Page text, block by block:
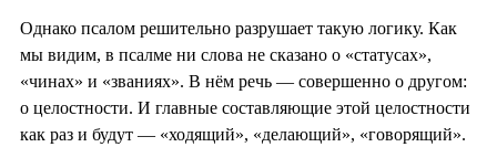
Однако псалом решительно разрушает такую логику. Как
мы видим, в псалме ни слова не сказано о «статусах»,
«чинах» и «званиях». В нём речь — совершенно о другом:
о целостности. И главные составляющие этой целостности
как раз и будут — «ходящий», «делающий», «говорящий».